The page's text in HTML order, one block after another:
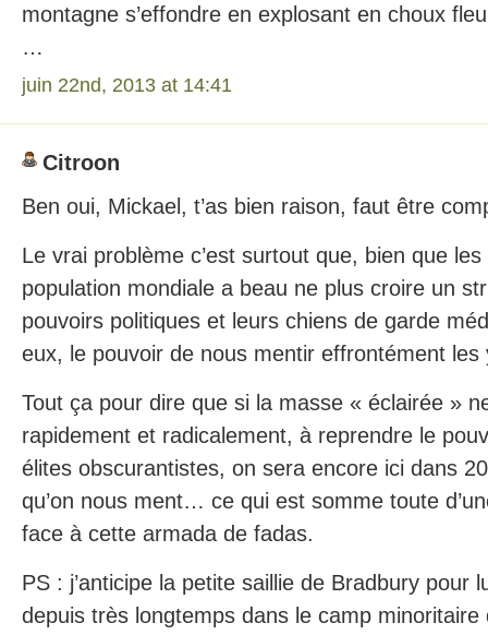
montagne s’effondre en explosant en choux
…
juin 22nd, 2013 at 14:41
Citroon
Ben oui, Mickael, t’as bien raison, faut être
Le vrai problème c’est surtout que, bien que
population mondiale a beau ne plus croire un
pouvoirs politiques et leurs chiens de garde
eux, le pouvoir de nous mentir effrontément les
Tout ça pour dire que si la masse « éclairée »
rapidement et radicalement, à reprendre le
élites obscurantistes, on sera encore ici dans
qu’on nous ment… ce qui est somme toute
face à cette armada de fadas.
PS : j’anticipe la petite saillie de Bradbury pour
depuis très longtemps dans le camp minoritaire